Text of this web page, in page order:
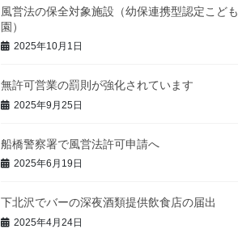
風営法の保全対象施設（幼保連携型認定こども
園）
2025年10月1日
無許可営業の罰則が強化されています
2025年9月25日
船橋警察署で風営法許可申請へ
2025年6月19日
下北沢でバーの深夜酒類提供飲食店の届出
2025年4月24日